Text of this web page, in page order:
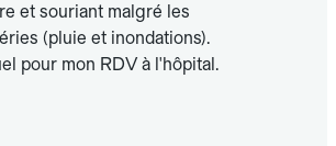
et souriant malgré les
(pluie et inondations).
pour mon RDV à l'hôpital.